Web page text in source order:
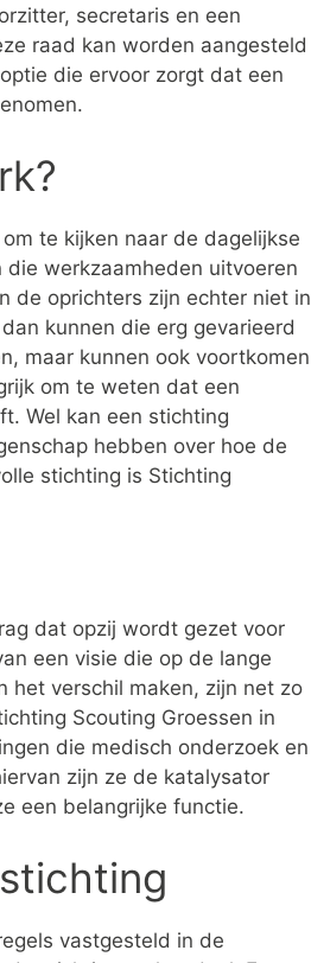
secretaris en een
raad kan worden aangesteld
die ervoor zorgt dat een
te kijken naar de dagelijkse
werkzaamheden uitvoeren
de oprichters zijn echter niet in
kunnen die erg gevarieerd
maar kunnen ook voortkomen
om te weten dat een
Wel kan een stichting
hebben over hoe de
stichting is Stichting
dat opzij wordt gezet voor
een visie die op de lange
het verschil maken, zijn net zo
Scouting Groessen in
die medisch onderzoek en
zijn ze de katalysator
een belangrijke functie.
vastgesteld in de